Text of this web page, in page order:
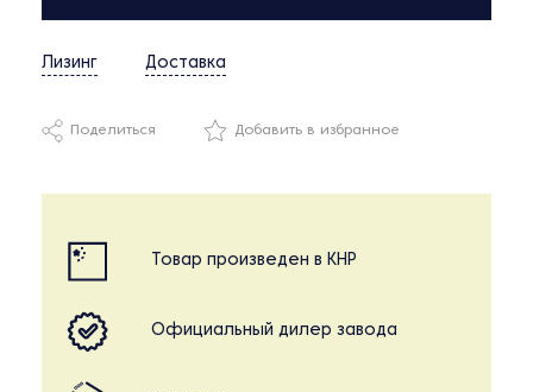
Лизинг Доставка
Поделиться Добавить в избранное
Товар произведен в КНР
Официальный дилер завода